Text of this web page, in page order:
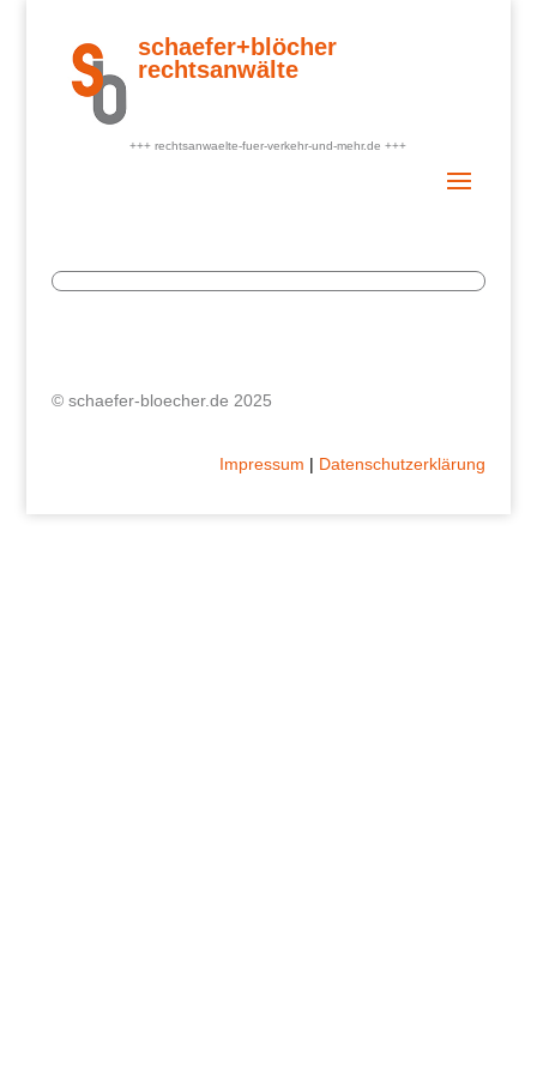
schaefer+blöcher
rechtsanwälte
+++ rechtsanwaelte-fuer-verkehr-und-mehr.de +++
© schaefer-bloecher.de 2025
Impressum | Datenschutzerklärung